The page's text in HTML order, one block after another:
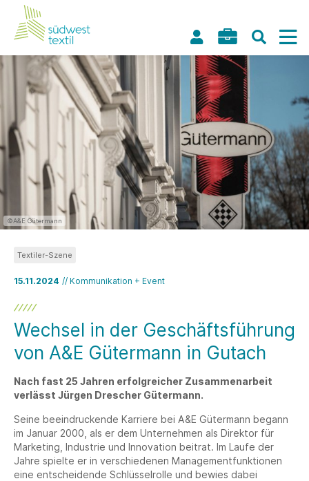
©A&E Gütermann
15.11.2024 // Kommunikation + Event
Textiler-Szene
Wechsel in der Geschäftsführung
von A&E Gütermann in Gutach
Nach fast 25 Jahren erfolgreicher Zusammenarbeit
verlässt Jürgen Drescher Gütermann.
Seine beeindruckende Karriere bei A&E Gütermann begann
im Januar 2000, als er dem Unternehmen als Direktor für
Marketing, Industrie und Innovation beitrat. Im Laufe der
Jahre spielte er in verschiedenen Managementfunktionen
eine entscheidende Schlüsselrolle und bewies dabei